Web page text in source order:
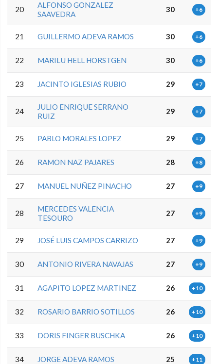
20
ALFONSO GONZALEZ
SAAVEDRA
30 +6
21 GUILLERMO ADEVA RAMOS 30 +6
22 MARILU HELL HORSTGEN 30 +6
23 JACINTO IGLESIAS RUBIO 29 +7
24
JULIO ENRIQUE SERRANO
RUIZ
29 +7
25 PABLO MORALES LOPEZ 29 +7
26 RAMON NAZ PAJARES 28 +8
27 MANUEL NUÑEZ PINACHO 27 +9
28
MERCEDES VALENCIA
TESOURO
27 +9
29 JOSÉ LUIS CAMPOS CARRIZO 27 +9
30 ANTONIO RIVERA NAVAJAS 27 +9
31 AGAPITO LOPEZ MARTINEZ 26 +10
32 ROSARIO BARRIO SOTILLOS 26 +10
33 DORIS FINGER BUSCHKA 26 +10
34 JORGE ADEVA RAMOS 25 +11